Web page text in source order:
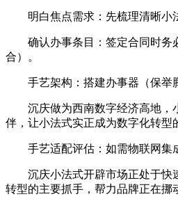
明白焦点需求：先梳理清晰小法
确认办事条目：签定合同时务必
合）。
手艺架构：搭建办事器（保举腾
沉庆做为西南数字经济高地，小
伴，让小法式实正成为数字化转型
手艺适配评估：如需物联网集成
沉庆小法式开辟市场正处于快速
转型的主要抓手，帮力品牌正在挪